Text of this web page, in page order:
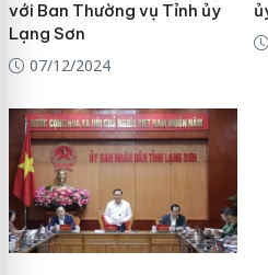
với Ban Thường vụ Tỉnh ủy
Lạng Sơn
07/12/2024